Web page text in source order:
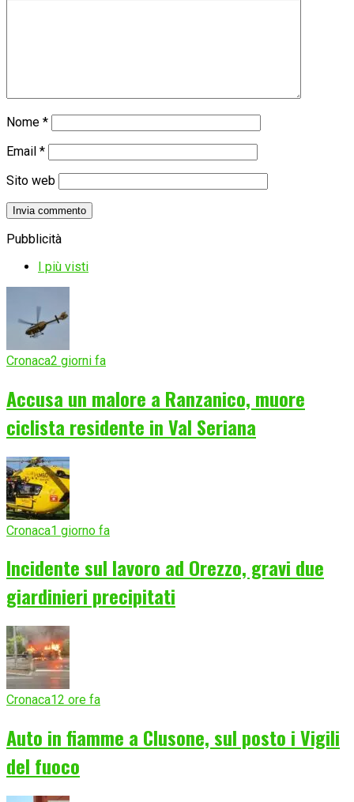
Nome *
Email *
Sito web
Pubblicità
I più visti
Cronaca2 giorni fa
Accusa un malore a Ranzanico, muore
ciclista residente in Val Seriana
Cronaca1 giorno fa
Incidente sul lavoro ad Orezzo, gravi due
giardinieri precipitati
Cronaca12 ore fa
Auto in fiamme a Clusone, sul posto i Vigili
del fuoco